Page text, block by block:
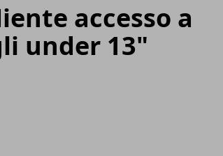
accesso a
under 13"